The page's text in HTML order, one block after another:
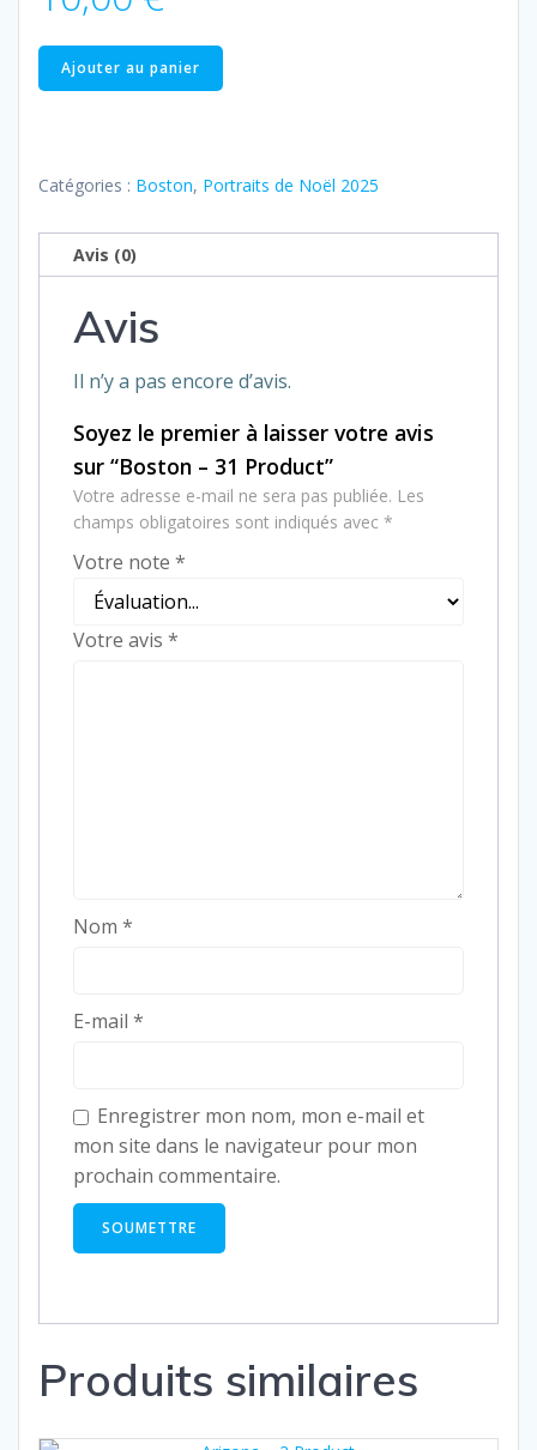
quantité
de
31
Ajouter au panier
Catégories : Boston, Portraits de Noël 2025
Avis (0)
Avis
Il n’y a pas encore d’avis.
Soyez le premier à laisser votre avis
sur “Boston – 31 Product”
Votre adresse e-mail ne sera pas publiée. Les
champs obligatoires sont indiqués avec *
Votre note *
Votre avis *
Nom *
E-mail *
Enregistrer mon nom, mon e-mail et
mon site dans le navigateur pour mon
prochain commentaire.
Produits similaires